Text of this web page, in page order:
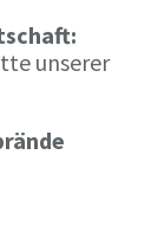
unserer